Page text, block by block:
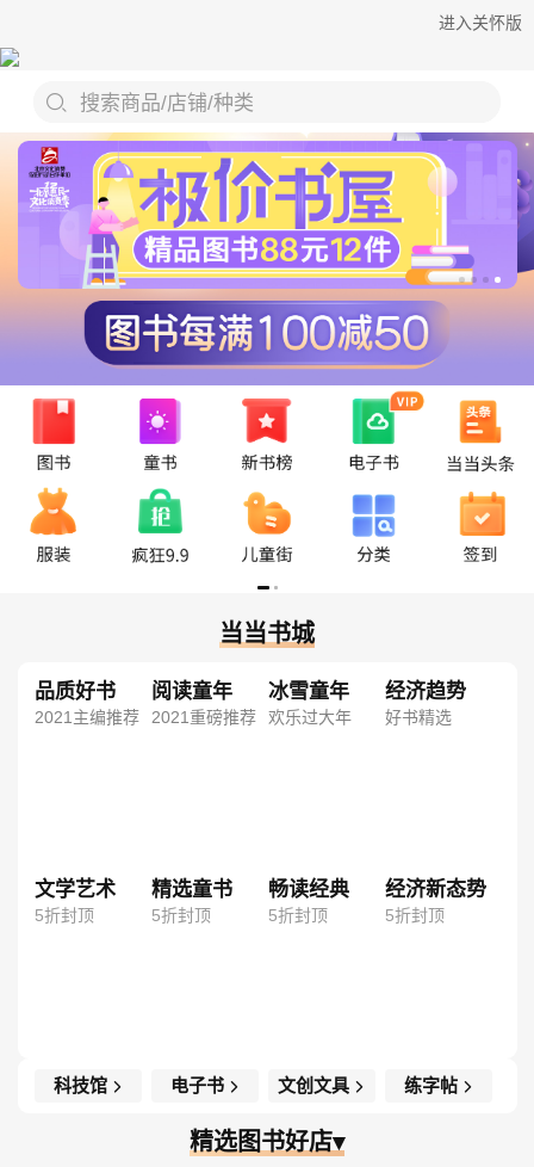
进入关怀版
搜索商品/店铺/种类
当当书城
品质好书
2021主编推荐
阅读童年
2021重磅推荐
冰雪童年
欢乐过大年
经济趋势
好书精选
文学艺术
5折封顶
精选童书
5折封顶
畅读经典
5折封顶
经济新态势
5折封顶
科技馆 电子书 文创文具 练字帖
精选图书好店▾